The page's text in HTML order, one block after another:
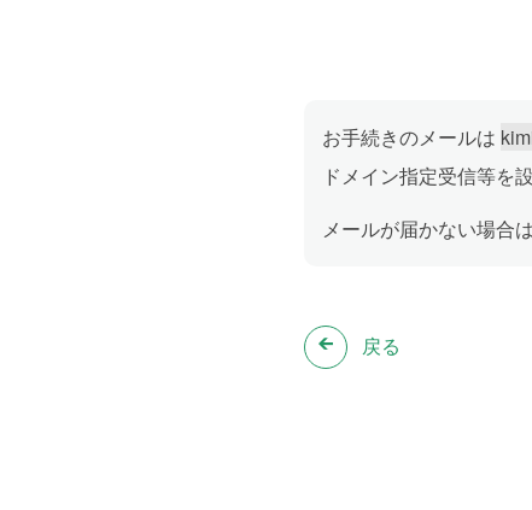
お手続きのメールは
ドメイン指定受信等を
メールが届かない場合
戻る